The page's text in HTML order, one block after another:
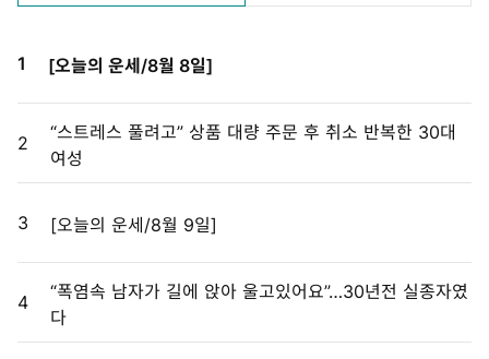
1 [오늘의 운세/8월 8일]
2
“스트레스 풀려고” 상품 대량 주문 후 취소 반복한 30대
여성
3 [오늘의 운세/8월 9일]
4
“폭염속 남자가 길에 앉아 울고있어요”…30년전 실종자였
다